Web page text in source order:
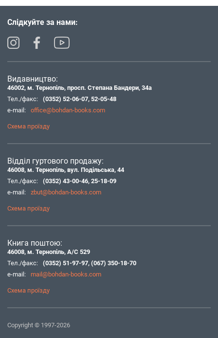
Слідкуйте за нами:
Видавництво:
46002, м. Тернопіль, просп. Степана Бандери, 34а
Тел./факс:
(0352) 52-06-07, 52-05-48
e-mail:
office@bohdan-books.com
Схема проїзду
Відділ гуртового продажу:
46008, м. Тернопіль, вул. Подільська, 44
Тел./факс:
(0352) 43-00-46, 25-18-09
e-mail:
zbut@bohdan-books.com
Схема проїзду
Книга поштою:
46008, м. Тернопіль, А/С 529
Тел./факс:
(0352) 51-97-97, (067) 350-18-70
e-mail:
mail@bohdan-books.com
Схема проїзду
Copyright © 1997-2026